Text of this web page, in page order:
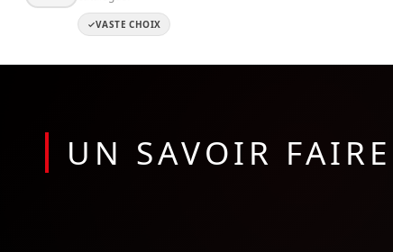
VASTE CHOIX
UN SAVOIR FAIRE